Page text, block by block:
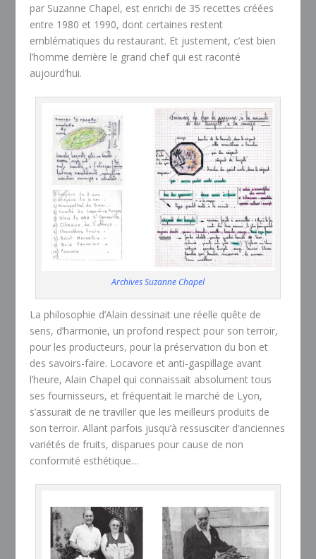
par Suzanne Chapel, est enrichi de 35 recettes créées
entre 1980 et 1990, dont certaines restent
emblématiques du restaurant. Et justement, c’est bien
l’homme derrière le grand chef qui est raconté
aujourd’hui.
Archives Suzanne Chapel
La philosophie d’Alain dessinait une réelle quête de
sens, d’harmonie, un profond respect pour son terroir,
pour les producteurs, pour la préservation du bon et
des savoirs-faire. Locavore et anti-gaspillage avant
l’heure, Alain Chapel qui connaissait absolument tous
ses fournisseurs, et fréquentait le marché de Lyon,
s’assurait de ne traviller que les meilleurs produits de
son terroir. Allant parfois jusqu’à ressusciter d’anciennes
variétés de fruits, disparues pour cause de non
conformité esthétique…